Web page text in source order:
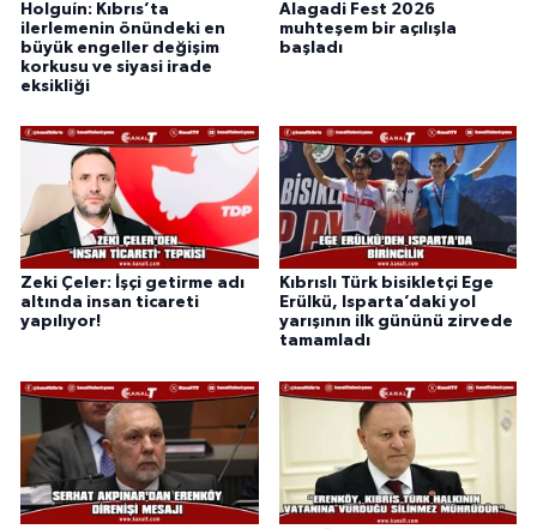
Holguín: Kıbrıs’ta
ilerlemenin önündeki en
büyük engeller değişim
korkusu ve siyasi irade
eksikliği
Alagadi Fest 2026
muhteşem bir açılışla
başladı
Zeki Çeler: İşçi getirme adı
altında insan ticareti
yapılıyor!
Kıbrıslı Türk bisikletçi Ege
Erülkü, Isparta’daki yol
yarışının ilk gününü zirvede
tamamladı